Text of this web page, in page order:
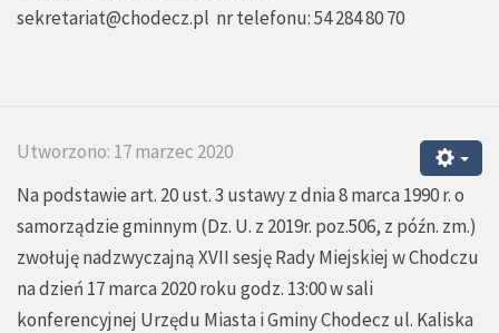
sekretariat@chodecz.pl nr telefonu: 54 284 80 70
Utworzono: 17 marzec 2020
Na podstawie art. 20 ust. 3 ustawy z dnia 8 marca 1990 r. o
samorządzie gminnym (Dz. U. z 2019r. poz.506, z późn. zm.)
zwołuję nadzwyczajną XVII sesję Rady Miejskiej w Chodczu
na dzień 17 marca 2020 roku godz. 13:00 w sali
konferencyjnej Urzędu Miasta i Gminy Chodecz ul. Kaliska